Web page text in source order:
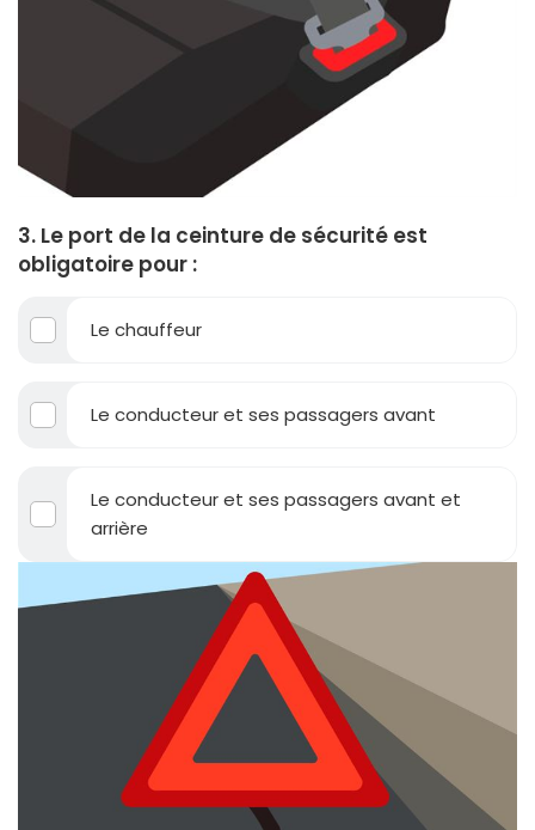
3. Le port de la ceinture de sécurité est
obligatoire pour :
Le chauffeur
Le conducteur et ses passagers avant
Le conducteur et ses passagers avant et
arrière